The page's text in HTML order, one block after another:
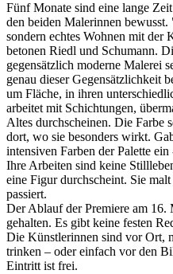
Fünf Monate sind eine lange
den beiden Malerinnen
sondern echtes Wohnen mit der
betonen Riedl und Schumann.
gegensätzlich moderne Malerei
genau dieser Gegensätzlichkeit
um Fläche, in ihren
arbeitet mit Schichtungen,
Altes durchscheinen. Die Farbe
dort, wo sie besonders wirkt.
intensiven Farben der Palette
Ihre Arbeiten sind keine
eine Figur durchscheint. Sie
passiert.
Der Ablauf der Premiere am
gehalten. Es gibt keine festen
Die Künstlerinnen sind vor Ort,
trinken – oder einfach vor den
Eintritt ist frei.